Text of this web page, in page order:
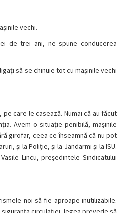
vechi.
de trei ani, ne spune conducerea
să se chinuie tot cu maşinile vechi
care le casează. Numai că au făcut
Avem o situaţie penibilă, maşinile
girofar, ceea ce înseamnă că nu pot
şi la Poliţie, şi la Jandarmi şi la ISU.
Lincu, preşedintele Sindicatului
noi să fie aproape inutilizabile.